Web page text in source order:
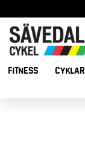
FITNESS CYKLAR